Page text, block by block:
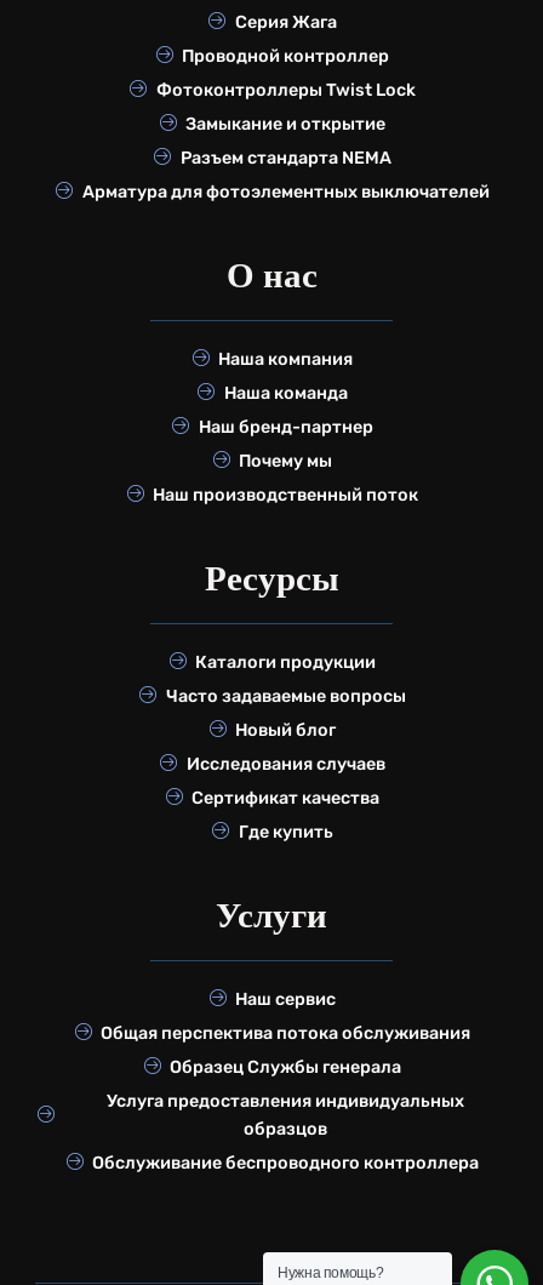
Серия Жага
Проводной контроллер
Фотоконтроллеры Twist Lock
Замыкание и открытие
Разъем стандарта NEMA
Арматура для фотоэлементных выключателей
О нас
Наша компания
Наша команда
Наш бренд-партнер
Почему мы
Наш производственный поток
Ресурсы
Каталоги продукции
Часто задаваемые вопросы
Новый блог
Исследования случаев
Сертификат качества
Где купить
Услуги
Наш сервис
Общая перспектива потока обслуживания
Образец Службы генерала
Услуга предоставления индивидуальных
образцов
Обслуживание беспроводного контроллера
Нужна помощь?